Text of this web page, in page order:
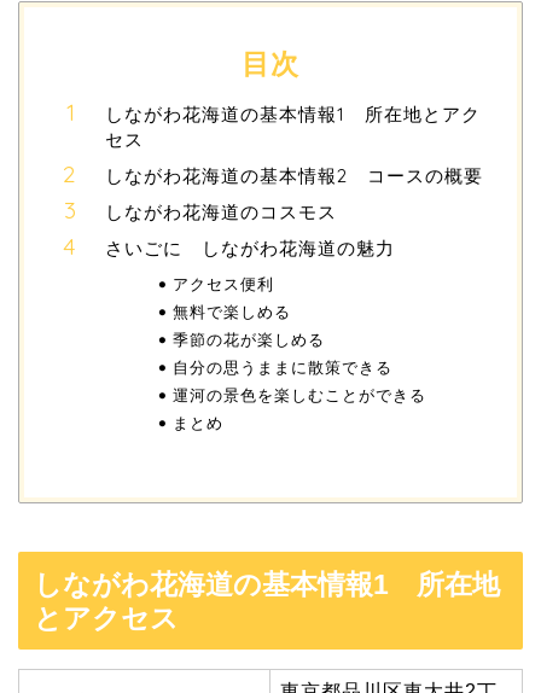
目次
しながわ花海道の基本情報1 所在地とアク
セス
しながわ花海道の基本情報2 コースの概要
しながわ花海道のコスモス
さいごに しながわ花海道の魅力
アクセス便利
無料で楽しめる
季節の花が楽しめる
自分の思うままに散策できる
運河の景色を楽しむことができる
まとめ
しながわ花海道の基本情報1 所在地
とアクセス